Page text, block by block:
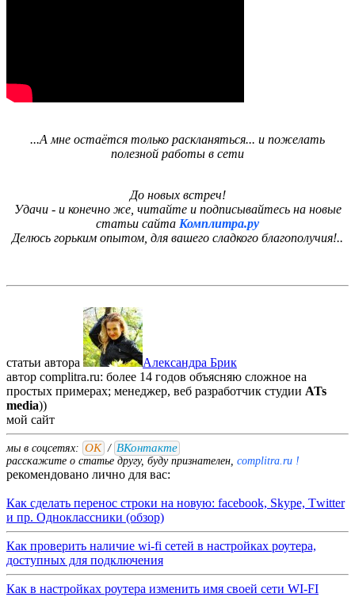
...А мне остаётся только раскланяться... и пожелать
полезной работы в сети
До новых встреч!
Удачи - и конечно же, читайте и подписывайтесь на новые
статьи сайта Комплитра.ру
Делюсь горьким опытом, для вашего сладкого благополучия!..
статьи автора
Александра Брик
автор complitra.ru: более 14 годов объясняю сложное на
простых примерах; менеджер, веб разработчик студии ATs
media))
мой сайт
мы в соцсетях: ОК / ВКонтакте
расскажите о статье другу, буду признателен, complitra.ru !
рекомендовано лично для вас:
Как сделать перенос строки на новую: facebook, Skype, Тwitter
и пр. Одноклассники (обзор)
Как проверить наличие wi-fi сетей в настройках роутера,
доступных для подключения
Как в настройках роутера изменить имя своей сети WI-FI